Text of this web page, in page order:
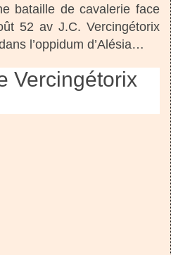
bataille de cavalerie face
52 av J.C. Vercingétorix
l’oppidum d’Alésia…
Vercingétorix